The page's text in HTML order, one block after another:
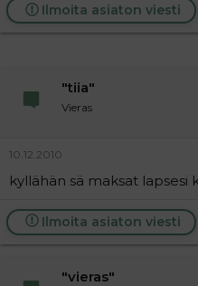
Ilmoita asiaton viesti
"tiia"
Vieras
10.12.2010
kyllähän sä maksat lapsesi
Ilmoita asiaton viesti
"vieras"